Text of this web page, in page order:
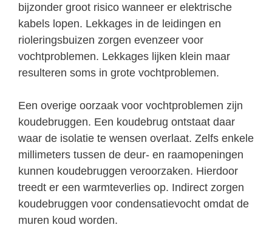
bijzonder groot risico wanneer er elektrische
kabels lopen. Lekkages in de leidingen en
rioleringsbuizen zorgen evenzeer voor
vochtproblemen. Lekkages lijken klein maar
resulteren soms in grote vochtproblemen.
Een overige oorzaak voor vochtproblemen zijn
koudebruggen. Een koudebrug ontstaat daar
waar de isolatie te wensen overlaat. Zelfs enkele
millimeters tussen de deur- en raamopeningen
kunnen koudebruggen veroorzaken. Hierdoor
treedt er een warmteverlies op. Indirect zorgen
koudebruggen voor condensatievocht omdat de
muren koud worden.